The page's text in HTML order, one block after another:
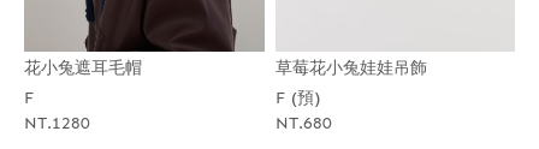
花小兔遮耳毛帽
F
NT.1280
草莓花小兔娃娃吊飾
F (預)
NT.680